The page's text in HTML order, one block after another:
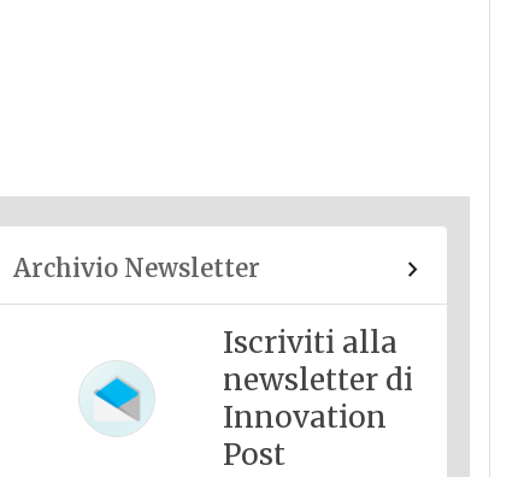
Archivio Newsletter
Iscriviti alla
newsletter di
Innovation
Post